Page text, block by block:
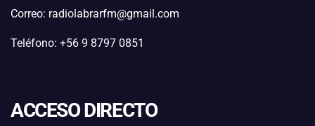
Correo: radiolabrarfm@gmail.com
Teléfono: +56 9 8797 0851
ACCESO DIRECTO